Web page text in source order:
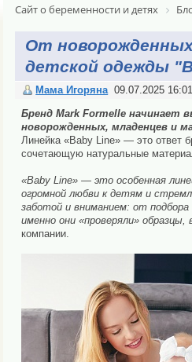
Сайт о беременности и детях
От новорожденных
детской одежды
Мама Игоряна 09.07.2025
Бренд Mark Formelle начинает
новорожденных, младенцев и
Линейка «Baby Line» — это ответ
сочетающую натуральные
«Baby Line» — это особенная
огромной любви к детям и
заботой и вниманием: от
именно они «проверяли» образцы,
компании.